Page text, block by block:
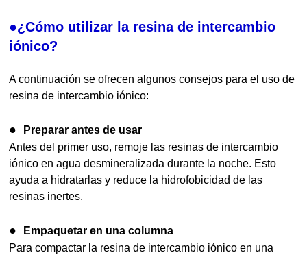
●¿Cómo utilizar la resina de intercambio
iónico?
A continuación se ofrecen algunos consejos para el uso de
resina de intercambio iónico:
●
Preparar antes de usar
Antes del primer uso, remoje las resinas de intercambio
iónico en agua desmineralizada durante la noche. Esto
ayuda a hidratarlas y reduce la hidrofobicidad de las
resinas inertes.
●
Empaquetar en una columna
Para compactar la resina de intercambio iónico en una